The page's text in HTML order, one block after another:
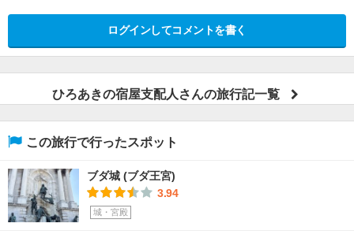
ログインしてコメントを書く
ひろあきの宿屋支配人さんの旅行記一覧
この旅行で行ったスポット
ブダ城 (ブダ王宮)
3.94
城・宮殿